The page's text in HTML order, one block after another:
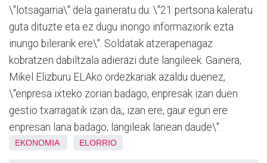
\"lotsagarria\" dela gaineratu du: \"21 pertsona kaleratu
guta dituzte eta ez dugu inongo informaziorik ezta
inungo bilerarik ere\". Soldatak atzerapenagaz
kobratzen dabiltzala adierazi dute langileek. Gainera,
Mikel Elizburu ELAko ordezkariak azaldu duenez,
\"enpresa ixteko zorian badago, enpresak izan duen
gestio txarragatik izan da;, izan ere, gaur egun ere
enpresan lana badago; langileak lanean daude\".
EKONOMIA ELORRIO